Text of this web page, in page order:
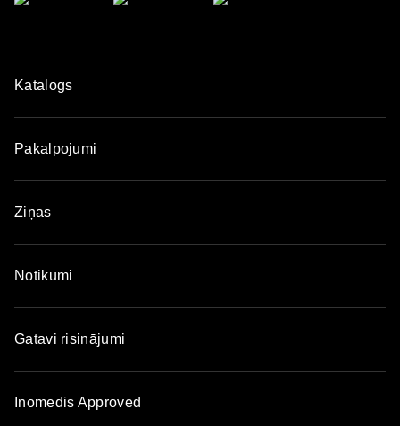
Katalogs
Pakalpojumi
Ziņas
Notikumi
Gatavi risinājumi
Inomedis Approved